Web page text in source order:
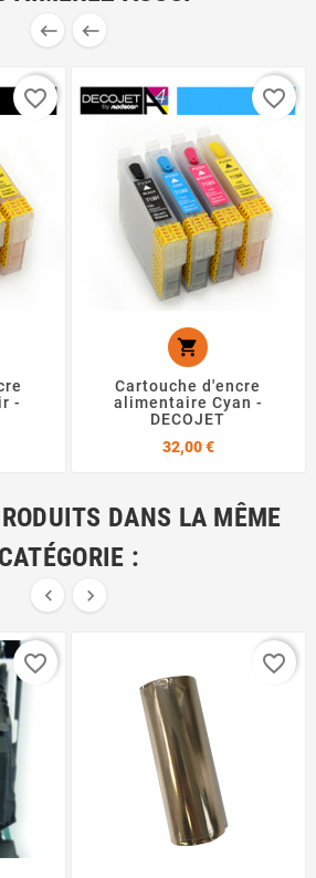
 
-
favorite_border

Cartouche d'encre
alimentaire Cyan -
DECOJET
32,00 €Prix
favorite_border
DANS LA MÊME
CATÉGORIE :
 
favorite_border favorite_border